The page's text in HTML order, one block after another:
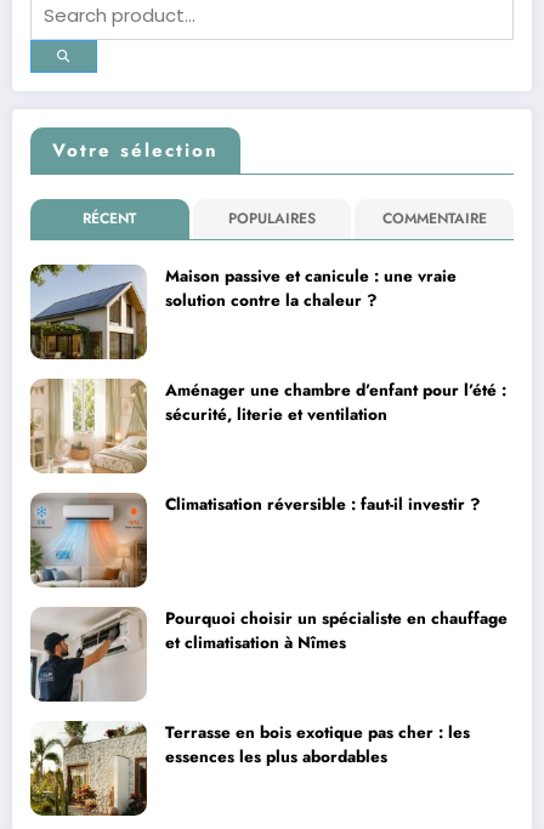
Votre sélection
RÉCENT POPULAIRES COMMENTAIRE
Maison passive et canicule : une vraie
solution contre la chaleur ?
Aménager une chambre d’enfant pour l’été :
sécurité, literie et ventilation
Climatisation réversible : faut-il investir ?
Pourquoi choisir un spécialiste en chauffage
et climatisation à Nîmes
Terrasse en bois exotique pas cher : les
essences les plus abordables